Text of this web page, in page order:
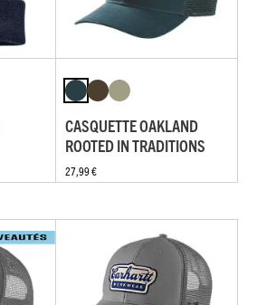
CASQUETTE OAKLAND
ROOTED IN TRADITIONS
27,99 €